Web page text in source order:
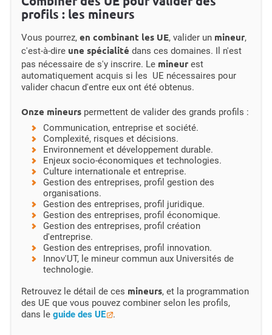
profils : les mineurs
Vous pourrez, en combinant les UE, valider un mineur,
c'est-à-dire une spécialité dans ces domaines. Il n'est
pas nécessaire de s'y inscrire. Le mineur est
automatiquement acquis si les UE nécessaires pour
valider chacun d'entre eux ont été obtenus.
Onze mineurs permettent de valider des grands profils :
Communication, entreprise et société.
Complexité, risques et décisions.
Environnement et développement durable.
Enjeux socio-économiques et technologies.
Culture internationale et entreprise.
Gestion des entreprises, profil gestion des
organisations.
Gestion des entreprises, profil juridique.
Gestion des entreprises, profil économique.
Gestion des entreprises, profil création
d'entreprise.
Gestion des entreprises, profil innovation.
Innov'UT, le mineur commun aux Universités de
technologie.
Retrouvez le détail de ces mineurs, et la programmation
des UE que vous pouvez combiner selon les profils,
dans le guide des UE .